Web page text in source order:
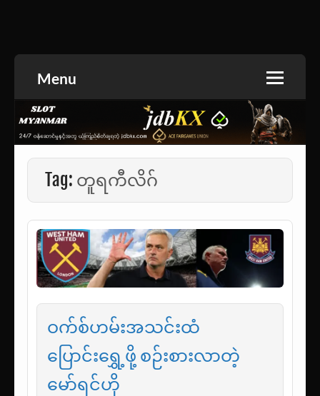
ဝတ္ထုတို
Menu
Tag: တူရကီလိဂ်
ဝက်စ်ဟမ်းအသင်းထံ
ပြောင်းရွှေ့ဖို့ စဉ်းစားလာတဲ့
မော်ရင်ဟို